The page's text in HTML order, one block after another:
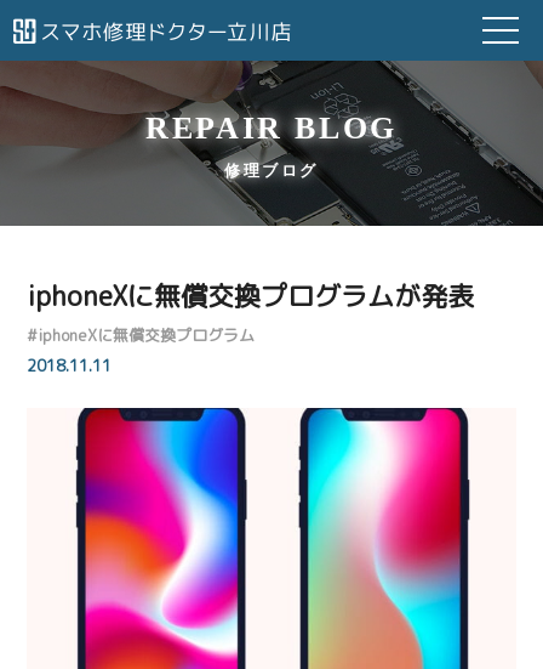
REPAIR BLOG
修理ブログ
iphoneXに無償交換プログラムが発表
#iphoneXに無償交換プログラム
2018.11.11